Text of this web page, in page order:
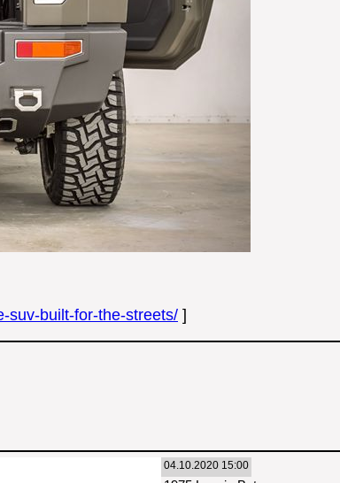
suv-built-for-the-streets/ ]
04.10.2020 15:00